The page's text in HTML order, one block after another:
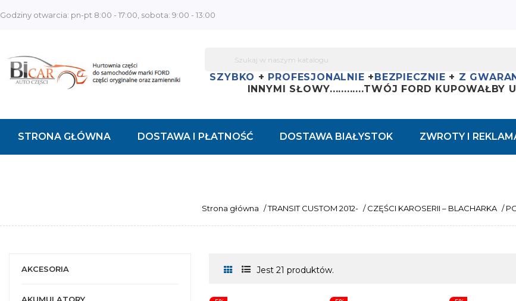
Godziny otwarcia: pn-pt 8:00 - 17:00, sobota: 9:00 - 13:00
SZYBKO + PROFESJONALNIE +BEZPIECZNIE + Z
INNYMI SŁOWY............TWÓJ FORD KUPOWAŁBY
STRONA GŁÓWNA DOSTAWA I PŁATNOŚĆ DOSTAWA BIAŁYSTOK ZWROTY I
Strona główna /TRANSIT CUSTOM 2012- / CZĘŚCI KAROSERII – BLACHARKA /
AKCESORIA Jest 21 produktów.